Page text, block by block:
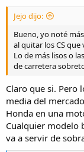
Jejo dijo:
Bueno, yo noté
al quitar los CS
Lo de más lisos o
de carretera
Claro que si. Pero
media del
Honda en una
Cualquier modelo
va a servir de